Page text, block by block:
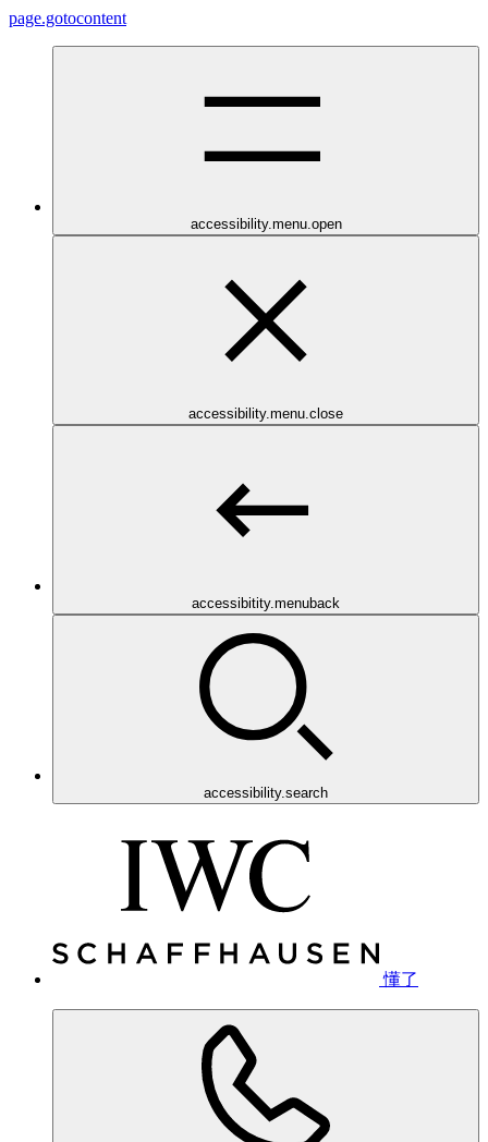
page.gotocontent
accessibility.menu.open
accessibility.menu.close
accessibitity.menuback
accessibility.search
懂了